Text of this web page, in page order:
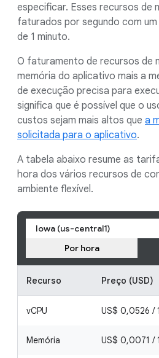
especificar. Esses recursos de
faturados por segundo com
de 1 minuto.
O faturamento de recursos de
memória do aplicativo mais a
de execução precisa para
significa que é possível que o
custos sejam mais altos que a
solicitada para o aplicativo.
A tabela abaixo resume as
hora dos vários recursos de
ambiente flexível.
Iowa (us-central1)
Por hora
Recurso Preço (USD)
vCPU US$ 0,0526 /
Memória US$ 0,0071 /